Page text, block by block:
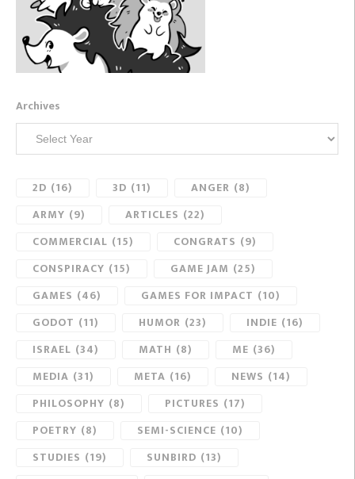
Archives
2D (16) 3D (11) ANGER (8)
ARMY (9) ARTICLES (22)
COMMERCIAL (15) CONGRATS (9)
CONSPIRACY (15) GAME JAM (25)
GAMES (46) GAMES FOR IMPACT (10)
GODOT (11) HUMOR (23) INDIE (16)
ISRAEL (34) MATH (8) ME (36)
MEDIA (31) META (16) NEWS (14)
PHILOSOPHY (8) PICTURES (17)
POETRY (8) SEMI-SCIENCE (10)
STUDIES (19) SUNBIRD (13)